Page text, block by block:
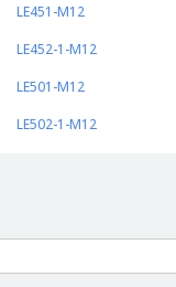
LE451-M12
LE452-1-M12
LE501-M12
LE502-1-M12